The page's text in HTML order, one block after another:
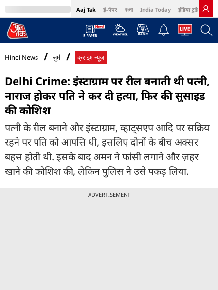
Aaj Tak ई-पेपर বাংলা India Today इंडिया टुडे हिंदी
MumbaiTak Cosmopolitan Harper's Bazaar Northeast
Hindi News जुर्म क्राइम न्यूज़
Delhi Crime: इंस्टाग्राम पर रील बनाती थी पत्नी,
नाराज होकर पति ने कर दी हत्या, फिर की सुसाइड
की कोशिश
पत्नी के रील बनाने और इंस्टाग्राम, व्हाट्सएप आदि पर सक्रिय
रहने पर पति को आपत्ति थी, इसलिए दोनों के बीच अक्सर
बहस होती थी. इसके बाद अमन ने फांसी लगाने और ज़हर
खाने की कोशिश की, लेकिन पुलिस ने उसे पकड़ लिया.
ADVERTISEMENT